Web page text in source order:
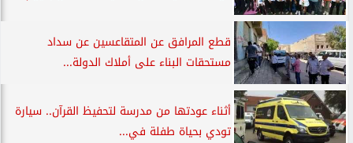
قطع المرافق عن المتقاعسين عن سداد
مستحقات البناء على أملاك الدولة...
أثناء عودتها من مدرسة لتحفيظ القرآن.. سيارة
تودي بحياة طفلة في...